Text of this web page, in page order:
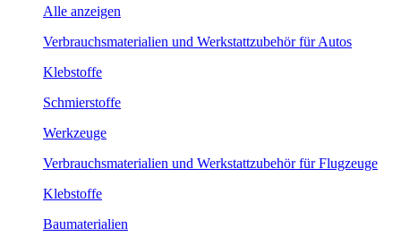
Alle anzeigen
Verbrauchsmaterialien und Werkstattzubehör für Autos
Klebstoffe
Schmierstoffe
Werkzeuge
Verbrauchsmaterialien und Werkstattzubehör für Flugzeuge
Klebstoffe
Baumaterialien